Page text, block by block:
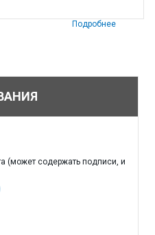
Подробнее
(может содержать подписи, и